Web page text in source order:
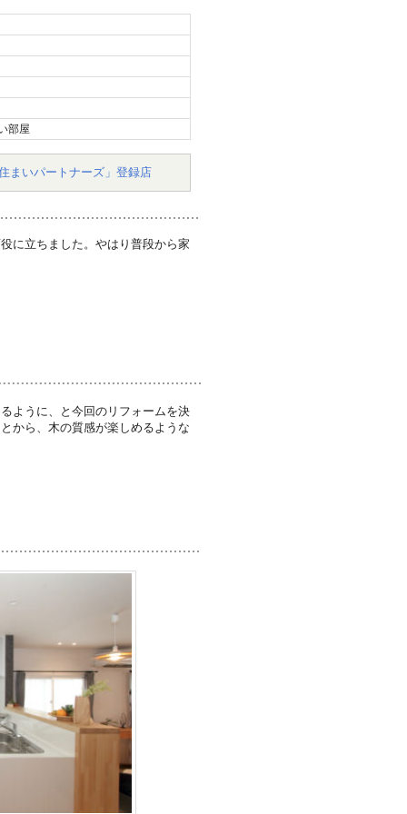
部屋
まいパートナーズ」登録店
に立ちました。やはり普段から家
ように、と今回のリフォームを決
から、木の質感が楽しめるような